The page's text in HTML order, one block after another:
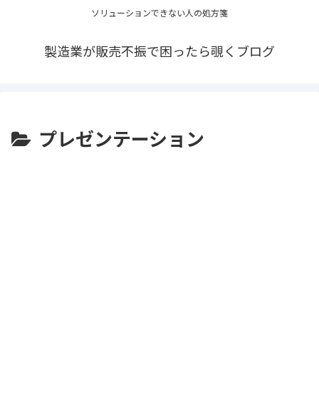
ソリューションできない人の処方箋
製造業が販売不振で困ったら覗くブログ
プレゼンテーション